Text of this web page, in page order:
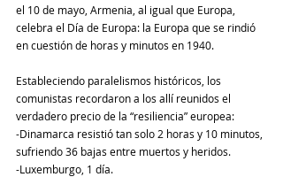
el 10 de mayo, Armenia, al igual que Europa,
celebra el Día de Europa: la Europa que se rindió
en cuestión de horas y minutos en 1940.
Estableciendo paralelismos históricos, los
comunistas recordaron a los allí reunidos el
verdadero precio de la “resiliencia” europea:
-Dinamarca resistió tan solo 2 horas y 10 minutos,
sufriendo 36 bajas entre muertos y heridos.
-Luxemburgo, 1 día.